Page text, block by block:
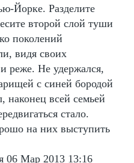
Йорке. Разделите
второй слой туши
поколений
видя своих
реже. Не удержался,
с синей бородой
наконец всей семьей
стало.
на них выступить
06 Мар 2013 13:16